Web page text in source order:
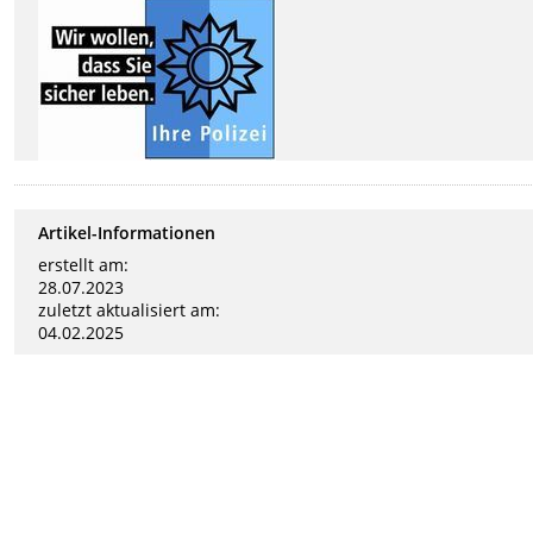
Artikel-Informationen
erstellt am:
28.07.2023
zuletzt aktualisiert am:
04.02.2025